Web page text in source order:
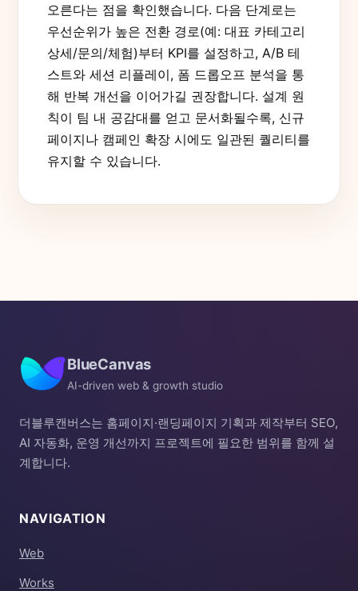
오른다는 점을 확인했습니다. 다음 단계로는
우선순위가 높은 전환 경로(예: 대표 카테고리
상세/문의/체험)부터 KPI를 설정하고, A/B 테
스트와 세션 리플레이, 폼 드롭오프 분석을 통
해 반복 개선을 이어가길 권장합니다. 설계 원
칙이 팀 내 공감대를 얻고 문서화될수록, 신규
페이지나 캠페인 확장 시에도 일관된 퀄리티를
유지할 수 있습니다.
BlueCanvas
AI-driven web & growth studio
더블루캔버스는 홈페이지·랜딩페이지 기획과 제작부터 SEO,
AI 자동화, 운영 개선까지 프로젝트에 필요한 범위를 함께 설
계합니다.
NAVIGATION
Web
Works